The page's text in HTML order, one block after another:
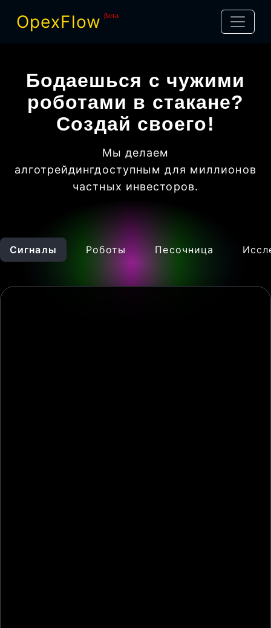
OpexFlow βeta
Бодаешься с чужими
роботами в стакане?
Создай своего!
Мы делаем
алготрейдингдоступным для миллионов
частных инвесторов.
Сигналы Роботы Песочница